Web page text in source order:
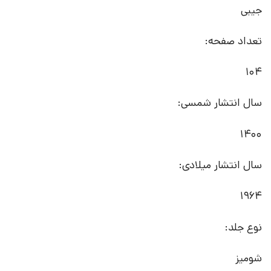
جیبی
تعداد صفحه:
104
سال انتشار شمسی:
1400
سال انتشار میلادی:
1964
نوع جلد:
شومیز